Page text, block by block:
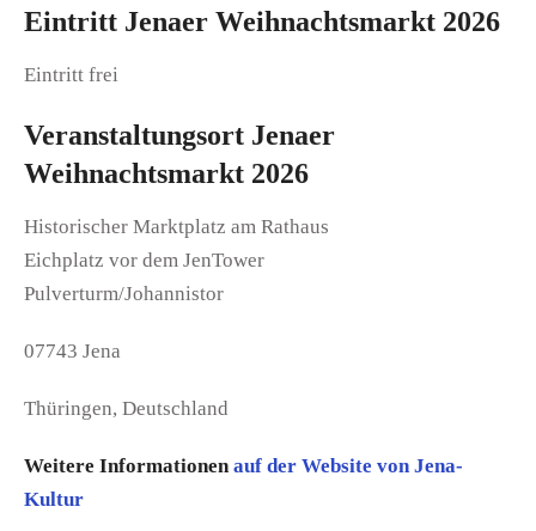
Eintritt Jenaer Weihnachtsmarkt 2026
Eintritt frei
Veranstaltungsort Jenaer
Weihnachtsmarkt 2026
Historischer Marktplatz am Rathaus
Eichplatz vor dem JenTower
Pulverturm/Johannistor
07743 Jena
Thüringen, Deutschland
Weitere Informationen auf der Website von Jena-
Kultur